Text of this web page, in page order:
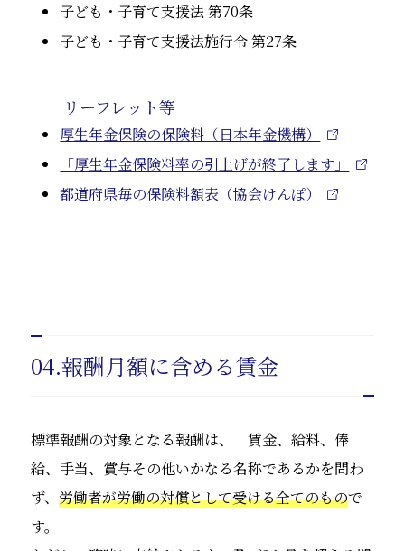
子ども・子育て支援法 第70条
子ども・子育て支援法施行令 第27条
リーフレット等
厚生年金保険の保険料（日本年金機構）
「厚生年金保険料率の引上げが終了します」
都道府県毎の保険料額表（協会けんぽ）
04.報酬月額に含める賃金
標準報酬の対象となる報酬は、 賃金、給料、俸
給、手当、賞与その他いかなる名称であるかを問わ
ず、労働者が労働の対償として受ける全てのもので
す。